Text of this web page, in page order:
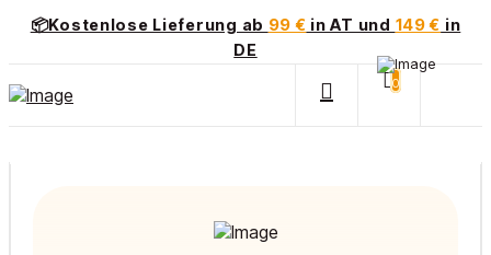
📦Kostenlose Lieferung ab 99 € in AT und 149 € in
DE
0